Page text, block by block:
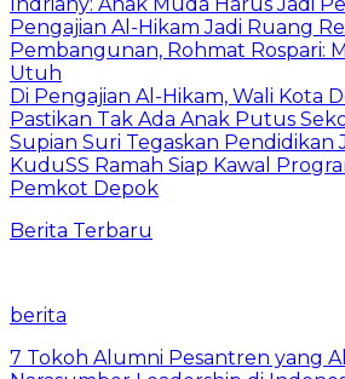
Pengajian Al-Hikam Jadi Ruang
Pembangunan, Rohmat Rospari:
Utuh
Di Pengajian Al-Hikam, Wali Kota
Pastikan Tak Ada Anak Putus
Supian Suri Tegaskan Pendidikan
KuduSS Ramah Siap Kawal
Pemkot Depok
Berita Terbaru
berita
7 Tokoh Alumni Pesantren yang